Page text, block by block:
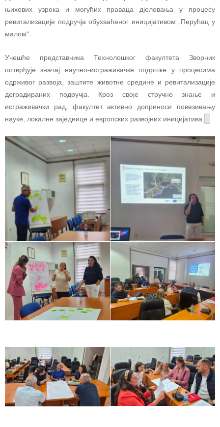
њихових узрока и могућих праваца дјеловања у процесу
ревитализације подручја обухваћеног иницијативом „Перућац у
малом“.
Учешће представника Технолошког факултета Зворник
потврђује значај научно-истраживачке подршке у процесима
одрживог развоја, заштите животне средине и ревитализације
деградираних подручја. Кроз своје стручно знање и
истраживачки рад, факултет активно доприноси повезивању
науке, локалне заједнице и европских развојних иницијатива.